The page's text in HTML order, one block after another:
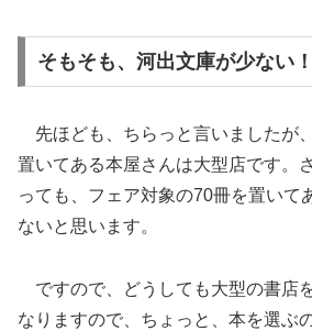
そもそも、河出文庫が少ない！
先ほども、ちらっと言いましたが
置いてある本屋さんは大型店です。
っても、フェア対象の70冊を置いて
ないと思います。
ですので、どうしても大型の書店
なりますので、ちょっと、本を選ぶ